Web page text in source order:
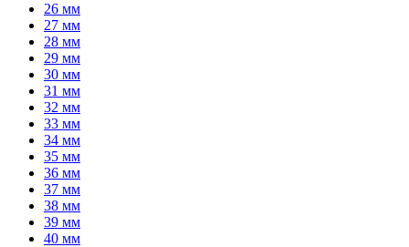
26 мм
27 мм
28 мм
29 мм
30 мм
31 мм
32 мм
33 мм
34 мм
35 мм
36 мм
37 мм
38 мм
39 мм
40 мм